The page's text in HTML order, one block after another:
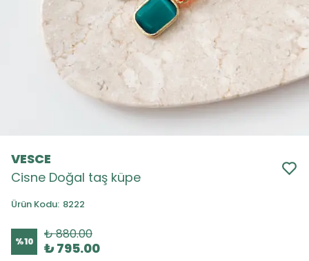
VESCE
Cisne Doğal taş küpe
Ürün Kodu: 8222
%10 ₺ 880.00
₺ 795.00